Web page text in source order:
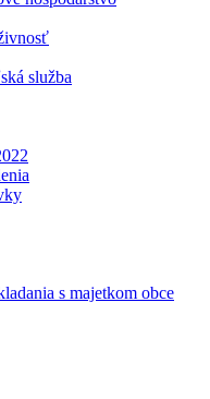
služba
s majetkom obce